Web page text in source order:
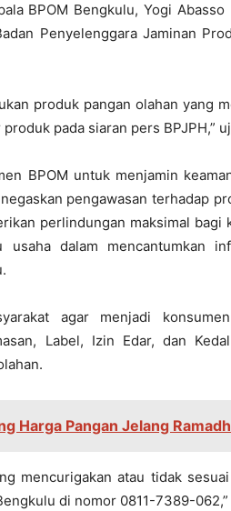
BPOM Bengkulu, Yogi Abasso
Penyelenggara Jaminan
produk pangan olahan yang
pada siaran pers BPJPH,”
BPOM untuk menjamin
pengawasan terhadap
perlindungan maksimal bagi
dalam mencantumkan
agar menjadi
Label, Izin Edar, dan
Harga Pangan Jelang
mencurigakan atau tidak
di nomor 0811-7389-